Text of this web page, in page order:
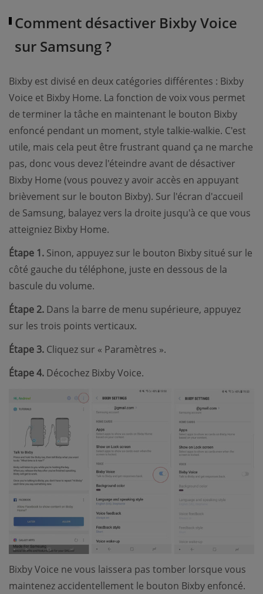
Comment désactiver Bixby Voice
sur Samsung ?
Bixby est divisé en deux catégories différentes : Bixby
Voice et Bixby Home. La fonction de voix vous permet
de terminer la tâche en maintenant le bouton Bixby
enfoncé pendant un moment, style talkie-walkie. C'est
utile, mais cela peut être frustrant quand ça ne marche
pas, donc vous devez l'éteindre avant de désactiver
Bixby Home (vous pouvez y avoir accès en appuyant
brièvement sur le bouton Bixby). Sur l'écran d'accueil
de Samsung, balayez vers la droite jusqu'à ce que vous
atteigniez Bixby Home.
Étape 1. Sinon, appuyez sur le bouton Bixby situé sur le
côté gauche du téléphone, juste en dessous de la
bascule du volume.
Étape 2. Dans la barre de menu supérieure, appuyez
sur les trois points verticaux.
Étape 3. Cliquez sur « Paramètres ».
Étape 4. Décochez Bixby Voice.
Bixby Voice ne vous laissera pas tomber lorsque vous
maintenez accidentellement le bouton Bixby enfoncé.